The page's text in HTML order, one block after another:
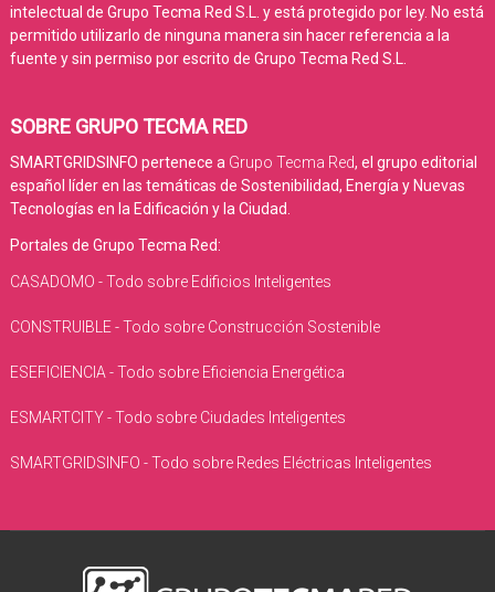
intelectual de Grupo Tecma Red S.L. y está protegido por ley. No está
permitido utilizarlo de ninguna manera sin hacer referencia a la
fuente y sin permiso por escrito de Grupo Tecma Red S.L.
SOBRE GRUPO TECMA RED
SMARTGRIDSINFO pertenece a Grupo Tecma Red, el grupo editorial
español líder en las temáticas de Sostenibilidad, Energía y Nuevas
Tecnologías en la Edificación y la Ciudad.
Portales de Grupo Tecma Red:
CASADOMO - Todo sobre Edificios Inteligentes
CONSTRUIBLE - Todo sobre Construcción Sostenible
ESEFICIENCIA - Todo sobre Eficiencia Energética
ESMARTCITY - Todo sobre Ciudades Inteligentes
SMARTGRIDSINFO - Todo sobre Redes Eléctricas Inteligentes